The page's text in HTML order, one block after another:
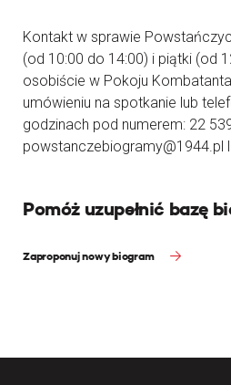
Kontakt w sprawie
(od 10:00 do 14:00) i piątki (od
osobiście w Pokoju
umówieniu na spotkanie lub
godzinach pod numerem: 22
powstanczebiogramy@1944.pl
Pomóż uzupełnić bazę
Zaproponuj nowy biogram